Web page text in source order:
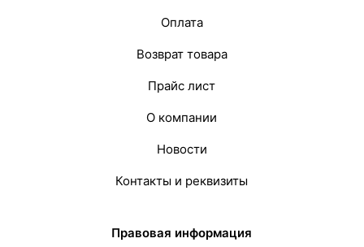
Оплата
Возврат товара
Прайс лист
О компании
Новости
Контакты и реквизиты
Правовая информация